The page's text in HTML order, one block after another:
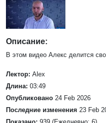
Описание:
В этом видео Алекс делится
Лектор: Alex
Длина: 03:49
Опубликовано 24 Feb 2026
Последние изменения 23 Feb